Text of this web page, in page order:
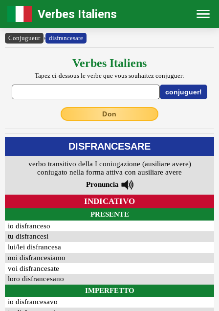
Verbes Italiens
Conjugueur › disfrancesare
Verbes Italiens
Tapez ci-dessous le verbe que vous souhaitez conjuguer:
Don
DISFRANCESARE
verbo transitivo della I coniugazione (ausiliare avere)
coniugato nella forma attiva con ausiliare avere
Pronuncia
INDICATIVO
PRESENTE
io disfranceso
tu disfrancesi
lui/lei disfrancesa
noi disfrancesiamo
voi disfrancesate
loro disfrancesano
IMPERFETTO
io disfrancesavo